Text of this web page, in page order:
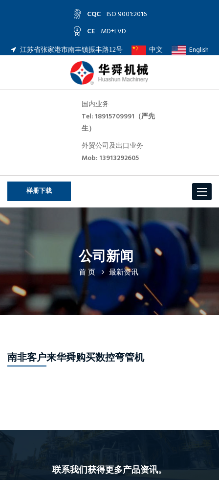
CQC ISO 9001:2016
CE MD+LVD
江苏省张家港市南丰镇振丰路12号 中文 English
国内业务
Tel: 18915709991（严先
生）
外贸公司及出口业务
Mob: 13913292605
Toggle
样册下载
公司新闻
首 页 最新资讯
南非客户来华舜购买数控弯管机
联系我们获得更多产品资讯。